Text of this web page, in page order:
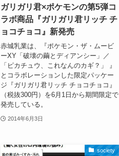
ガリガリ君×ポケモンの第5弾コ
ラボ商品『ガリガリ君リッチ チ
ョコチョコ』新発売
赤城乳業は、『ポケモン・ザ・ムービ
ーXY「破壊の繭とディアンシー」／
「ピカチュウ、これなんのカギ？」 』
とコラボレーションした限定パッケー
ジ『ガリガリ君リッチ チョコチョコ』
（税抜300円）を6月1日から期間限定で
発売している。
2014年6月3日
society